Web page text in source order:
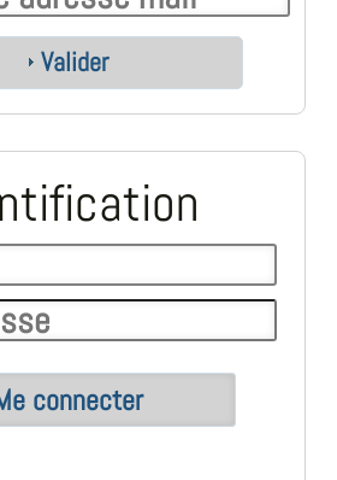
Valider